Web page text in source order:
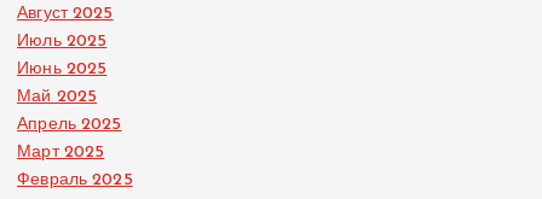
Август 2025
Июль 2025
Июнь 2025
Май 2025
Апрель 2025
Март 2025
Февраль 2025